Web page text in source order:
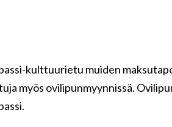
kulttuurietu muiden
myös ovilipunmyynnissä.